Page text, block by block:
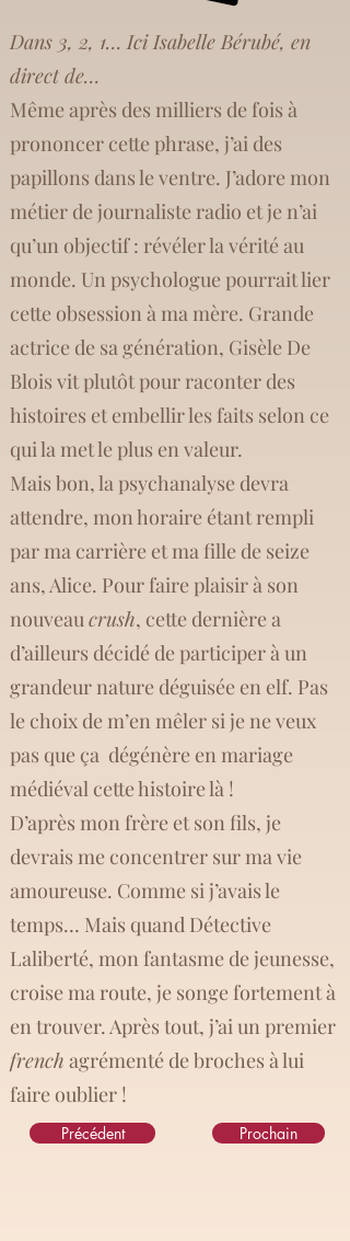
Dans 3, 2, 1… Ici Isabelle Bérubé, en
direct de…
Même après des milliers de fois à
prononcer cette phrase, j’ai des
papillons dans le ventre. J’adore mon
métier de journaliste radio et je n’ai
qu’un objectif : révéler la vérité au
monde. Un psychologue pourrait lier
cette obsession à ma mère. Grande
actrice de sa génération, Gisèle De
Blois vit plutôt pour raconter des
histoires et embellir les faits selon ce
qui la met le plus en valeur.
Mais bon, la psychanalyse devra
attendre, mon horaire étant rempli
par ma carrière et ma fille de seize
ans, Alice. Pour faire plaisir à son
nouveaucrush, cette dernière a
d’ailleurs décidé de participer à un
grandeur nature déguisée en elf. Pas
le choix de m’en mêler si je ne veux
pas que ça dégénère en mariage
médiéval cette histoire là !
D’après mon frère et son fils, je
devrais me concentrer sur ma vie
amoureuse. Comme si j’avais le
temps… Mais quand Détective
Laliberté, mon fantasme de jeunesse,
croise ma route, je songe fortement à
en trouver. Après tout, j’ai un premier
french agrémenté de broches à lui
faire oublier !
Précédent Prochain